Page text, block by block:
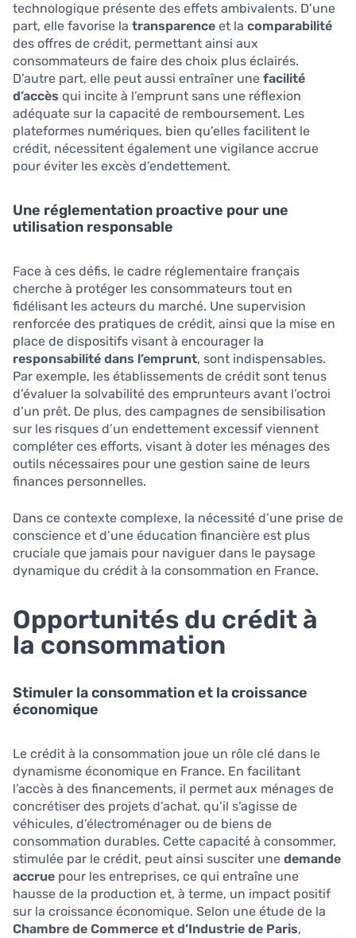
technologique présente des effets ambivalents. D’une
part, elle favorise la transparence et la comparabilité
des offres de crédit, permettant ainsi aux
consommateurs de faire des choix plus éclairés.
D’autre part, elle peut aussi entraîner une facilité
d’accès qui incite à l’emprunt sans une réflexion
adéquate sur la capacité de remboursement. Les
plateformes numériques, bien qu’elles facilitent le
crédit, nécessitent également une vigilance accrue
pour éviter les excès d’endettement.
Une réglementation proactive pour une
utilisation responsable
Face à ces défis, le cadre réglementaire français
cherche à protéger les consommateurs tout en
fidélisant les acteurs du marché. Une supervision
renforcée des pratiques de crédit, ainsi que la mise en
place de dispositifs visant à encourager la
responsabilité dans l’emprunt, sont indispensables.
Par exemple, les établissements de crédit sont tenus
d’évaluer la solvabilité des emprunteurs avant l’octroi
d’un prêt. De plus, des campagnes de sensibilisation
sur les risques d’un endettement excessif viennent
compléter ces efforts, visant à doter les ménages des
outils nécessaires pour une gestion saine de leurs
finances personnelles.
Dans ce contexte complexe, la nécessité d’une prise de
conscience et d’une éducation financière est plus
cruciale que jamais pour naviguer dans le paysage
dynamique du crédit à la consommation en France.
Opportunités du crédit à
la consommation
Stimuler la consommation et la croissance
économique
Le crédit à la consommation joue un rôle clé dans le
dynamisme économique en France. En facilitant
l’accès à des financements, il permet aux ménages de
concrétiser des projets d’achat, qu’il s’agisse de
véhicules, d’électroménager ou de biens de
consommation durables. Cette capacité à consommer,
stimulée par le crédit, peut ainsi susciter une demande
accrue pour les entreprises, ce qui entraîne une
hausse de la production et, à terme, un impact positif
sur la croissance économique. Selon une étude de la
Chambre de Commerce et d’Industrie de Paris,